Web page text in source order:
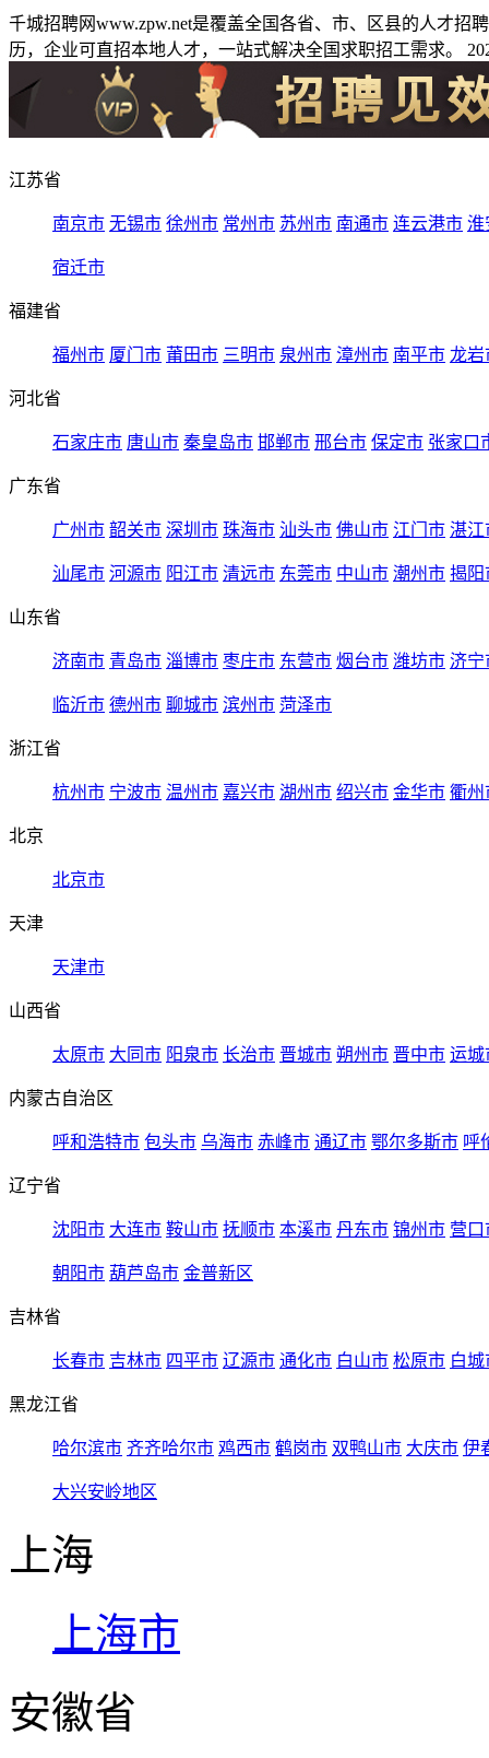
千城招聘网www.zpw.net是覆盖全国各省、市、区县的人才
历，企业可直招本地人才，一站式解决全国求职招工需求。
江苏省
南京市 无锡市 徐州市 常州市 苏州市 南通市 连云港市 淮
宿迁市
福建省
福州市 厦门市 莆田市 三明市 泉州市 漳州市 南平市 龙岩
河北省
石家庄市 唐山市 秦皇岛市 邯郸市 邢台市 保定市 张家口
广东省
广州市 韶关市 深圳市 珠海市 汕头市 佛山市 江门市 湛江
汕尾市 河源市 阳江市 清远市 东莞市 中山市 潮州市 揭阳
山东省
济南市 青岛市 淄博市 枣庄市 东营市 烟台市 潍坊市 济宁
临沂市 德州市 聊城市 滨州市 菏泽市
浙江省
杭州市 宁波市 温州市 嘉兴市 湖州市 绍兴市 金华市 衢州
北京
北京市
天津
天津市
山西省
太原市 大同市 阳泉市 长治市 晋城市 朔州市 晋中市 运城
内蒙古自治区
呼和浩特市 包头市 乌海市 赤峰市 通辽市 鄂尔多斯市 呼
辽宁省
沈阳市 大连市 鞍山市 抚顺市 本溪市 丹东市 锦州市 营口
朝阳市 葫芦岛市 金普新区
吉林省
长春市 吉林市 四平市 辽源市 通化市 白山市 松原市 白城
黑龙江省
哈尔滨市 齐齐哈尔市 鸡西市 鹤岗市 双鸭山市 大庆市 伊
大兴安岭地区
上海
上海市
安徽省